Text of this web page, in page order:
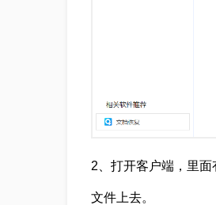
2、打开客户端，里
文件上去。